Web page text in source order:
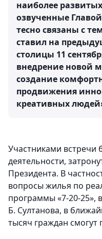
наиболее
озвученные
тесно связаны с
ставил на
столицы 11
внедрение новой
создание
продвижения
креативных
Участниками встречи
деятельности,
Президента. В
вопросы жилья по
программы «7-20-25»,
Б. Султанова, в
тысяч граждан